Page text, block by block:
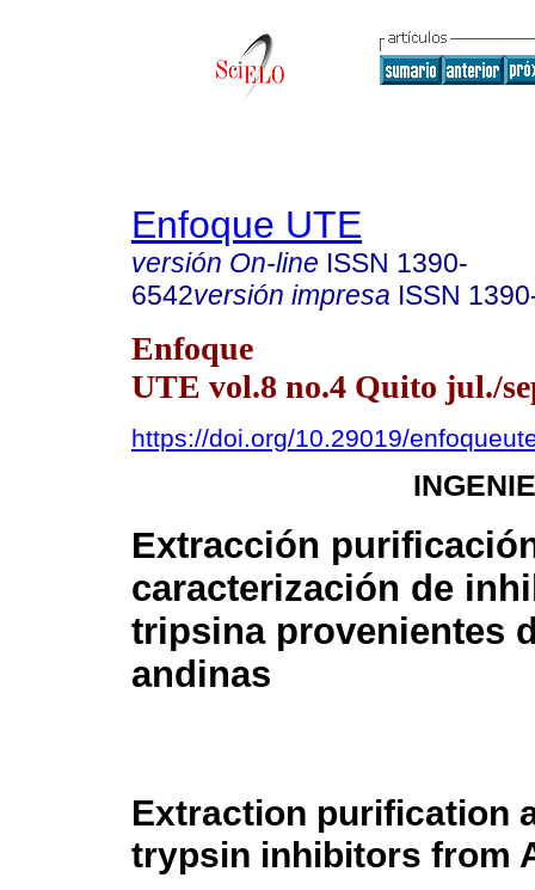
Enfoque UTE
versión On-line ISSN 1390-
6542versión impresa ISSN
Enfoque
UTE vol.8 no.4 Quito jul./
https://doi.org/10.29019/
Extracción
caracterización de
tripsina provenientes
andinas
Extraction purification
trypsin inhibitors from